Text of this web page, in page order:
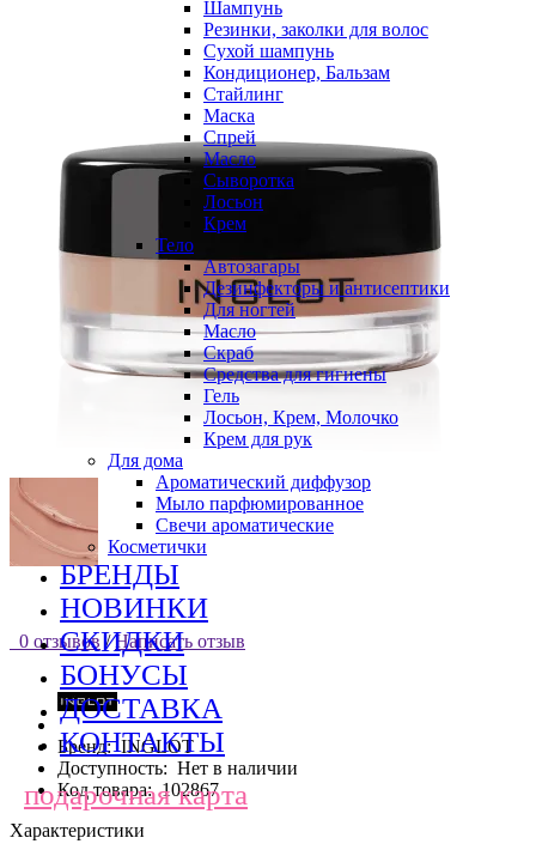
Шампунь
Резинки, заколки для волос
Сухой шампунь
Кондиционер, Бальзам
Стайлинг
Маска
Спрей
Масло
Сыворотка
Лосьон
Крем
Тело
Автозагары
Дезинфекторы и антисептики
Для ногтей
Масло
Скраб
Средства для гигиены
Гель
Лосьон, Крем, Молочко
Крем для рук
Для дома
Ароматический диффузор
Мыло парфюмированное
Свечи ароматические
Косметички
БРЕНДЫ
НОВИНКИ
СКИДКИ
БОНУСЫ
ДОСТАВКА
КОНТАКТЫ
подарочная карта
0 отзывов / Написать отзыв
Бренд: INGLOT
Доступность: Нет в наличии
Код товара: 102867
Характеристики